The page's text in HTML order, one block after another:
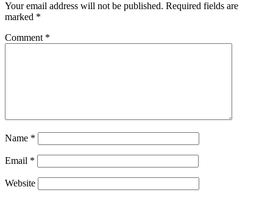
Your email address will not be published. Required fields are
marked *
Comment *
Name *
Email *
Website